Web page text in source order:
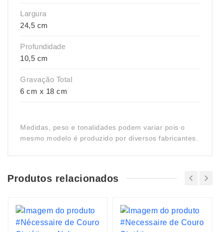
Largura
24,5 cm
Profundidade
10,5 cm
Gravação Total
6 cm x 18 cm
Medidas, peso e tonalidades podem variar pois o
mesmo modelo é produzido por diversos fabricantes.
Produtos relacionados